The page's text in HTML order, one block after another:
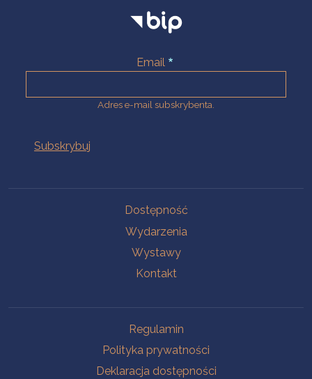
Email
Adres e-mail subskrybenta.
Dostępność
Wydarzenia
Wystawy
Kontakt
Regulamin
Polityka prywatności
Deklaracja dostępności